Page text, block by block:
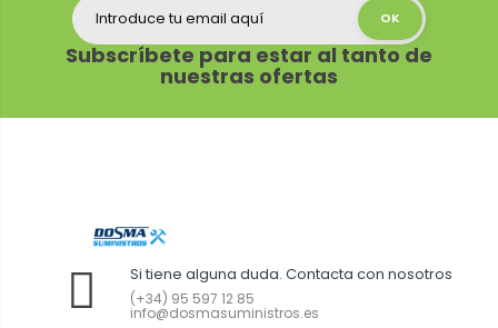
Subscríbete para estar al tanto de
nuestras ofertas
Si tiene alguna duda. Contacta con nosotros
(+34) 95 597 12 85
info@dosmasuministros.es